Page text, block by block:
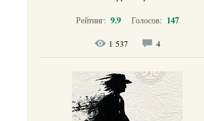
Рейтинг: 9.9 Голосов: 147
1 537 4